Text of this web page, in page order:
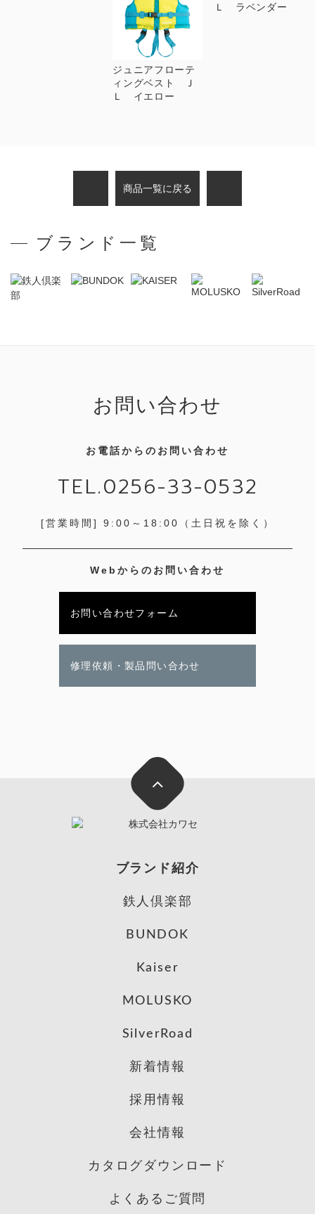
ジュニアフローテ
ィングベスト Ｊ
Ｌ イエロー
Ｌ ラベンダー
商品一覧に戻る
ブランド一覧
お問い合わせ
お電話からのお問い合わせ
TEL.0256-33-0532
[営業時間] 9:00～18:00 （土日祝を除く）
Webからのお問い合わせ
お問い合わせフォーム
修理依頼・製品問い合わせ
ブランド紹介
鉄人倶楽部
BUNDOK
Kaiser
MOLUSKO
SilverRoad
新着情報
採用情報
会社情報
カタログダウンロード
よくあるご質問